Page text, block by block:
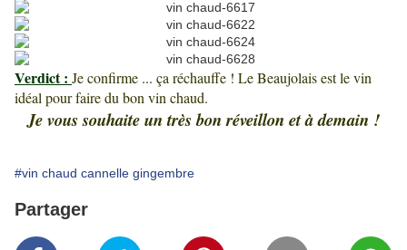
Verdict : Je confirme ... ça réchauffe ! Le Beaujolais est le vin
idéal pour faire du bon vin chaud.
Je vous souhaite un très bon réveillon et à demain !
#vin chaud cannelle gingembre
Partager